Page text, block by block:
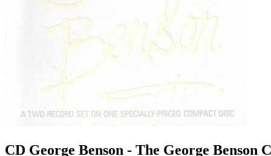
CD George Benson - The George Benson